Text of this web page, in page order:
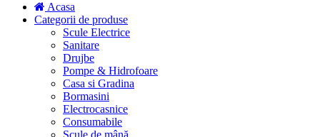
Acasa
Categorii de produse
Scule Electrice
Sanitare
Drujbe
Pompe & Hidrofoare
Casa si Gradina
Bormasini
Electrocasnice
Consumabile
Scule de mână